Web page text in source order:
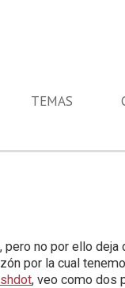
TEMAS
pero no por ello
por la cual
, veo como dos